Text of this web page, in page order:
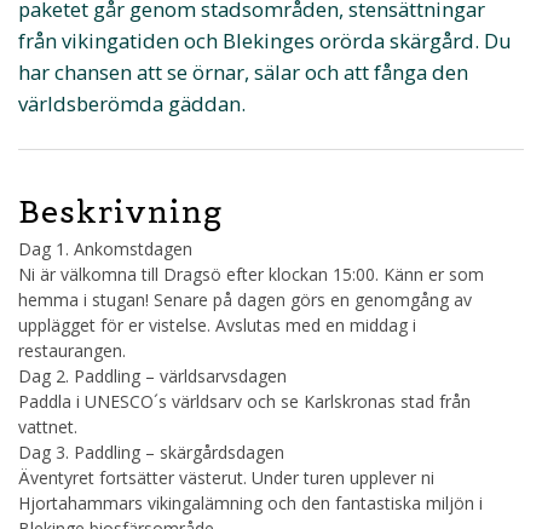
paketet går genom stadsområden, stensättningar
från vikingatiden och Blekinges orörda skärgård. Du
har chansen att se örnar, sälar och att fånga den
världsberömda gäddan.
Beskrivning
Dag 1. Ankomstdagen
Ni är välkomna till Dragsö efter klockan 15:00. Känn er som
hemma i stugan! Senare på dagen görs en genomgång av
upplägget för er vistelse. Avslutas med en middag i
restaurangen.
Dag 2. Paddling – världsarvsdagen
Paddla i UNESCO´s världsarv och se Karlskronas stad från
vattnet.
Dag 3. Paddling – skärgårdsdagen
Äventyret fortsätter västerut. Under turen upplever ni
Hjortahammars vikingalämning och den fantastiska miljön i